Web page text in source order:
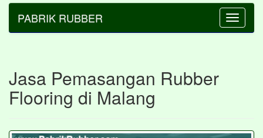
Toggle
PABRIK RUBBER
Jasa Pemasangan Rubber
Flooring di Malang